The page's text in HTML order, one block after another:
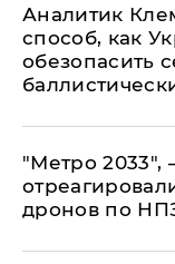
Аналитик
способ, как
обезопасить
"Метро 2033",
дронов по